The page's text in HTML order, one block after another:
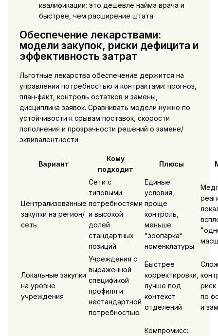
квалификации: это дешевле найма врача и
быстрее, чем расширение штата.
Обеспечение лекарствами:
модели закупок, риски дефицита и
эффективность затрат
Льготные лекарства обеспечение держится на
управлении потребностью и контрактами: прогноз,
план‑факт, контроль остатков и замены,
дисциплина заявок. Сравнивать модели нужно по
устойчивости к срывам поставок, скорости
пополнения и прозрачности решений о замене/
эквивалентности.
Вариант
Кому
подходит
Плюсы
Централизованные
закупки на регион/
сеть
Сети с
типовыми
потребностями
и высокой
долей
стандартных
позиций
Единые
условия,
проще
контроль,
меньше
"зоопарка"
номенклатуры
Локальные закупки
на уровне
учреждения
Учреждения с
выраженной
спецификой
профиля и
нестандартной
потребностью
Быстрее
корректировки,
лучше под
контекст
отделений
по
и
Компромисс: